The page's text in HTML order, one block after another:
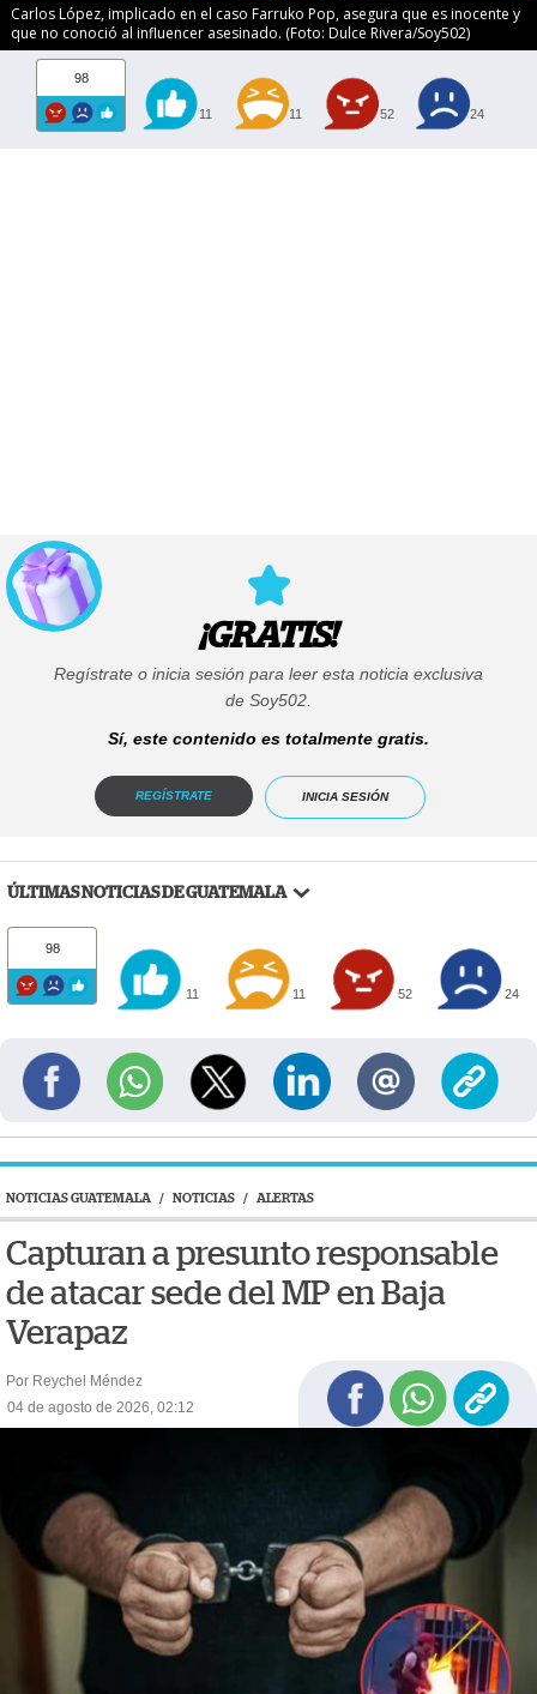
Carlos López, implicado en el caso Farruko Pop, asegura que es inocente y
que no conoció al influencer asesinado. (Foto: Dulce Rivera/Soy502)
98
11 11 52 24
¡GRATIS!
Regístrate o inicia sesión para leer esta noticia exclusiva
de Soy502.
Sí, este contenido es totalmente gratis.
REGÍSTRATE INICIA SESIÓN
ÚLTIMAS NOTICIAS DE GUATEMALA
98
11 11 52 24
NOTICIAS GUATEMALA / NOTICIAS / ALERTAS
Capturan a presunto responsable
de atacar sede del MP en Baja
Verapaz
Por Reychel Méndez
04 de agosto de 2026, 02:12